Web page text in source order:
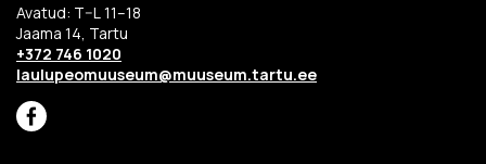
Avatud: T–L 11–18
Jaama 14, Tartu
+372 746 1020
laulupeomuuseum@muuseum.tartu.ee